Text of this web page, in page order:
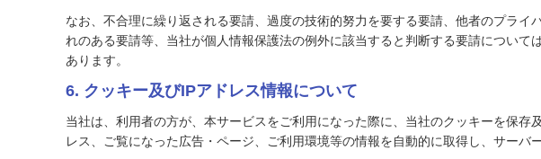
なお、不合理に繰り返される要請、過度の技術的努力を要する要請、他者のプライ
れのある要請等、当社が個人情報保護法の例外に該当すると判断する要請について
あります。
6. クッキー及びIPアドレス情報について
当社は、利用者の方が、本サービスをご利用になった際に、当社のクッキーを保存
レス、ご覧になった広告・ページ、ご利用環境等の情報を自動的に取得し、サーバ